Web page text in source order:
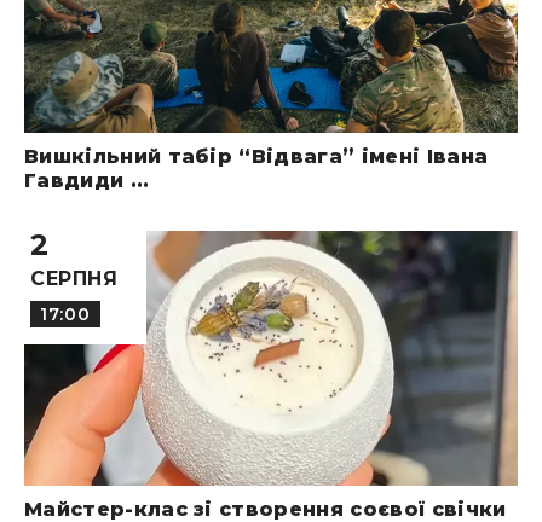
Вишкільний табір “Відвага” імені Івана
Гавдиди ...
2
СЕРПНЯ
17:00
Майстер-клас зі створення соєвої свічки